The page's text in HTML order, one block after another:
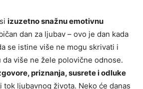
izuzetno snažnu emotivnu
dan za ljubav – ovo je dan kada
se istine više ne mogu skrivati i
da više ne žele polovične odnose.
priznanja, susrete i odluke
ljubavnog života. Neko će danas